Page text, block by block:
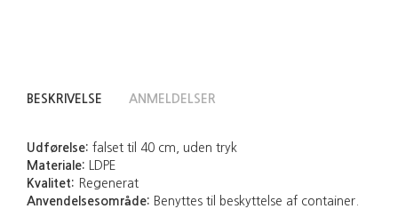
BESKRIVELSE ANMELDELSER
Udførelse: falset til 40 cm, uden tryk
Materiale: LDPE
Kvalitet: Regenerat
Anvendelsesområde: Benyttes til beskyttelse af container.